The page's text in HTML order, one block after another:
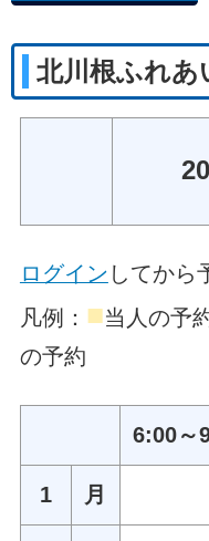
北川根ふれ
ログイン してから
凡例： ■当人の予
の予約
6:00～
1 月